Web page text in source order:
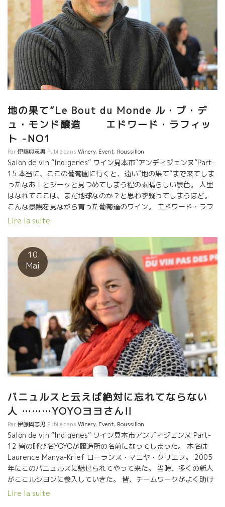
スペイン・カタルーニャのすい星の如くに現れて、
いきなりトビッキリ美味しいワインを造りあげたCosmicのサルバ
ドールもジャンフランソワ・ニックとYoyoさんのワインが大好き
だ。
地の果て”Le Bout du Monde ル・ブ・デ
ュ・モンド醸造 エドワード・ラフィッ
ト -NO1
Par伊藤與志男 Publié dans Winery, Event, Roussillon
Salon de vin “Indigenes” ワイン見本市“アンディジェンヌ”Part-
15 本当に、ここの葡萄園に行くと、遠い“地の果て”まで来てしま
ったなあ！とジーッと見つめてしまう程の素晴らしい景色。 人里
はなれてここは、まだ地球なのか？と思わず疑ってしまうほど。
こんな景観を見ながら育った葡萄達のワイン。 エドワード・ラフ
ィットは、フラール・ルージュのジャン・フランソワ・ニックが
ジャン・フランソワが独立して、ルシオンに来てしまった後、３
年間、エステザエルグ農協の醸造長を務めていた。 自分も独立し
たくなって、後を追うようにここルシオンに来てしまった。 エド
ワード・ラフィットには最初から目指すワインのスタイルが決ま
っていた。 果実味を持ちながら、軽めでスーット体に入っていく
ワインを最初から目指していた。 だから、涼しい標高の高いとこ
ろで、北斜面の涼しい畑が必要だった。 2005年理想の条件の畑を
手に入れて醸造を開始した。 当時、同時期にルシオンに来たメン
バーの一人で、一緒にジャン・フランソワ・ニックに醸造指導を
受けていたのがYOYOだった。 姉弟のように仲の良い二人のワイ
ンは、最初から目指すところが同じだった。 南の太陽を生かしな
がら、熟してフレッシュさを残してスーット体に入っていくワイ
ン。 二人とも標高の高い山の北斜面の畑を選んだ。 だから、二人
Lire la suite
10
Mai
バニュルスと云えば絶対に忘れてならない
人 ………YOYOヨヨさん!!
Par伊藤與志男 Publié dans Winery, Event, Roussillon
Salon de vin “Indigenes” ワイン見本市アンディジェンヌ Part-
12 皆の呼び名YOYOが醸造所の名前になってしまった。 本名は
Laurence Manya-Krief ローランス・マニヤ・クリエフ。 2005
年にこのバニュルスに魅せられてやって来た。 当時、多くの新人
がここルシヨンに参入していきた。 皆、チームワークがよく助け
合いながら伸びてきた。 全員が、醸造はフラール・ルージュのジ
Lire la suite